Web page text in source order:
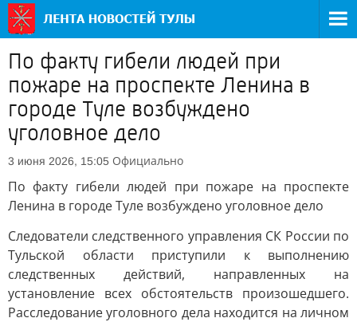
По факту гибели людей при
пожаре на проспекте Ленина в
городе Туле возбуждено
уголовное дело
3 июня 2026, 15:05 Официально
По факту гибели людей при пожаре на проспекте
Ленина в городе Туле возбуждено уголовное дело
Следователи следственного управления СК России по
Тульской области приступили к выполнению
следственных действий, направленных на
установление всех обстоятельств произошедшего.
Расследование уголовного дела находится на личном